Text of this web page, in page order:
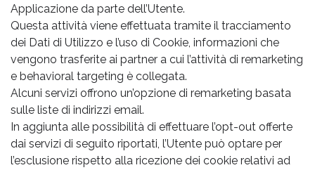
Applicazione da parte dell’Utente.
Questa attività viene effettuata tramite il tracciamento
dei Dati di Utilizzo e l’uso di Cookie, informazioni che
vengono trasferite ai partner a cui l’attività di remarketing
e behavioral targeting è collegata.
Alcuni servizi offrono un’opzione di remarketing basata
sulle liste di indirizzi email.
In aggiunta alle possibilità di effettuare l’opt-out offerte
dai servizi di seguito riportati, l’Utente può optare per
l’esclusione rispetto alla ricezione dei cookie relativi ad